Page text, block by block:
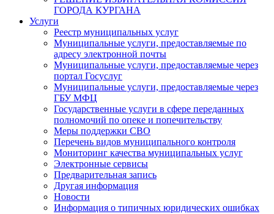
ГОРОДА КУРГАНА
Услуги
Реестр муниципальных услуг
Муниципальные услуги, предоставляемые по
адресу электронной почты
Муниципальные услуги, предоставляемые через
портал Госуслуг
Муниципальные услуги, предоставляемые через
ГБУ МФЦ
Государственные услуги в сфере переданных
полномочий по опеке и попечительству
Меры поддержки СВО
Перечень видов муниципального контроля
Мониторинг качества муниципальных услуг
Электронные сервисы
Предварительная запись
Другая информация
Новости
Информация о типичных юридических ошибках